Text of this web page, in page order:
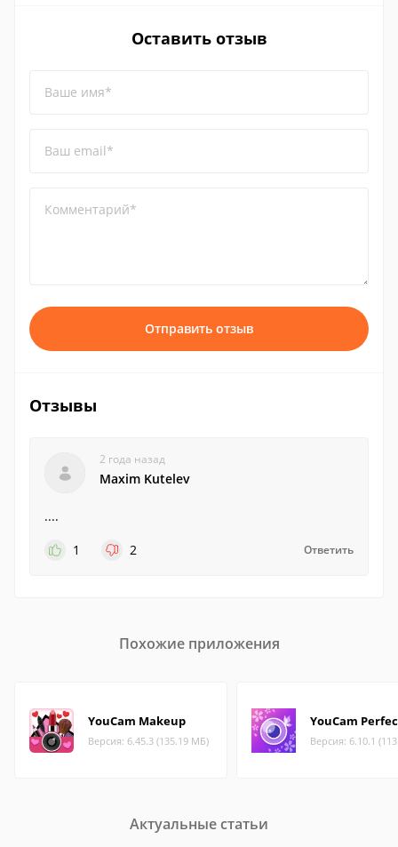
Оставить отзыв
Ваше имя*
Ваш email*
Комментарий*
Отправить отзыв
Отзывы
2 года назад
Maxim Kutelev
....
1
2 Ответить
Похожие приложения
YouCam Makeup
Версия: 6.45.3 (135.19 МБ)
YouCam
Версия: 6.10.1
Актуальные статьи